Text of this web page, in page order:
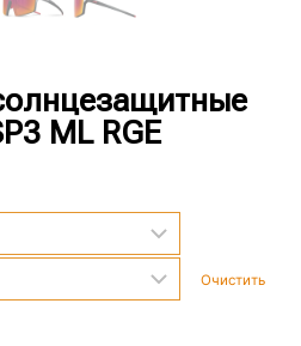
ML RGE
Очистить